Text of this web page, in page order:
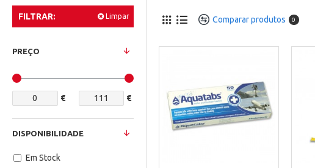
FILTRAR: Limpar
PREÇO
€ €
DISPONIBILIDADE
Em Stock
Comparar produtos 0